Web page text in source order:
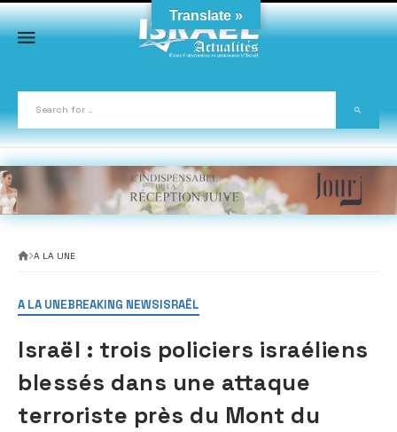
Skip
to
content
A LA UNE
A LA UNEBREAKING NEWSISRAËL
Israël : trois policiers israéliens
blessés dans une attaque
terroriste près du Mont du
Translate »